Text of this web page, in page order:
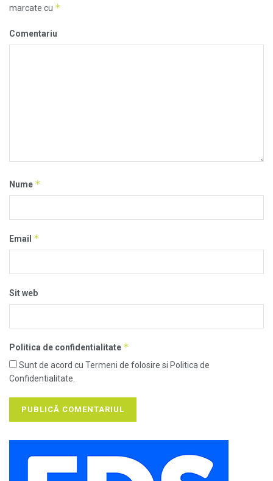
marcate cu *
Comentariu
Nume *
Email *
Sit web
Politica de confidentialitate *
Sunt de acord cu Termeni de folosire si Politica de
Confidentialitate.